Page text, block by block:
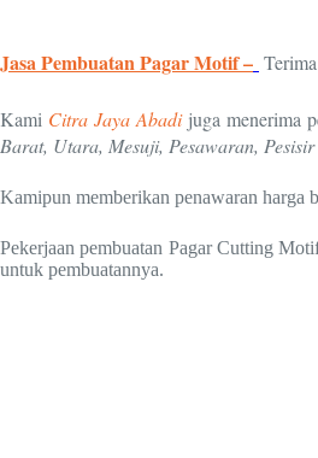
Jasa Pembuatan Pagar Motif –
Kami Citra Jaya Abadijuga menerima
Barat, Utara, Mesuji, Pesawaran,
Kamipun memberikan penawaran harga
Pekerjaan pembuatan Pagar Cutting
untuk pembuatannya.